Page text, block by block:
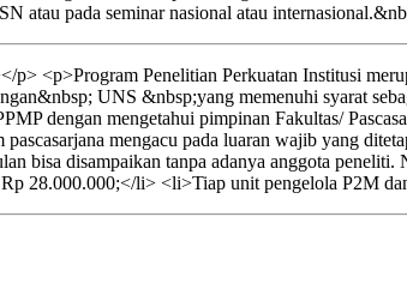
atau pada seminar nasional atau
<p>Program Penelitian Perkuatan Institusi
UNS &nbsp;yang memenuhi syarat
dengan mengetahui pimpinan Fakultas/
mengacu pada luaran wajib yang
bisa disampaikan tanpa adanya anggota
28.000.000;</li> <li>Tiap unit pengelola P2M